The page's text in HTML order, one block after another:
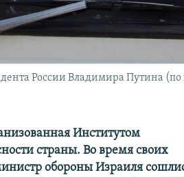
России Владимира Путина
Институтом
страны. Во время своих
обороны Израиля